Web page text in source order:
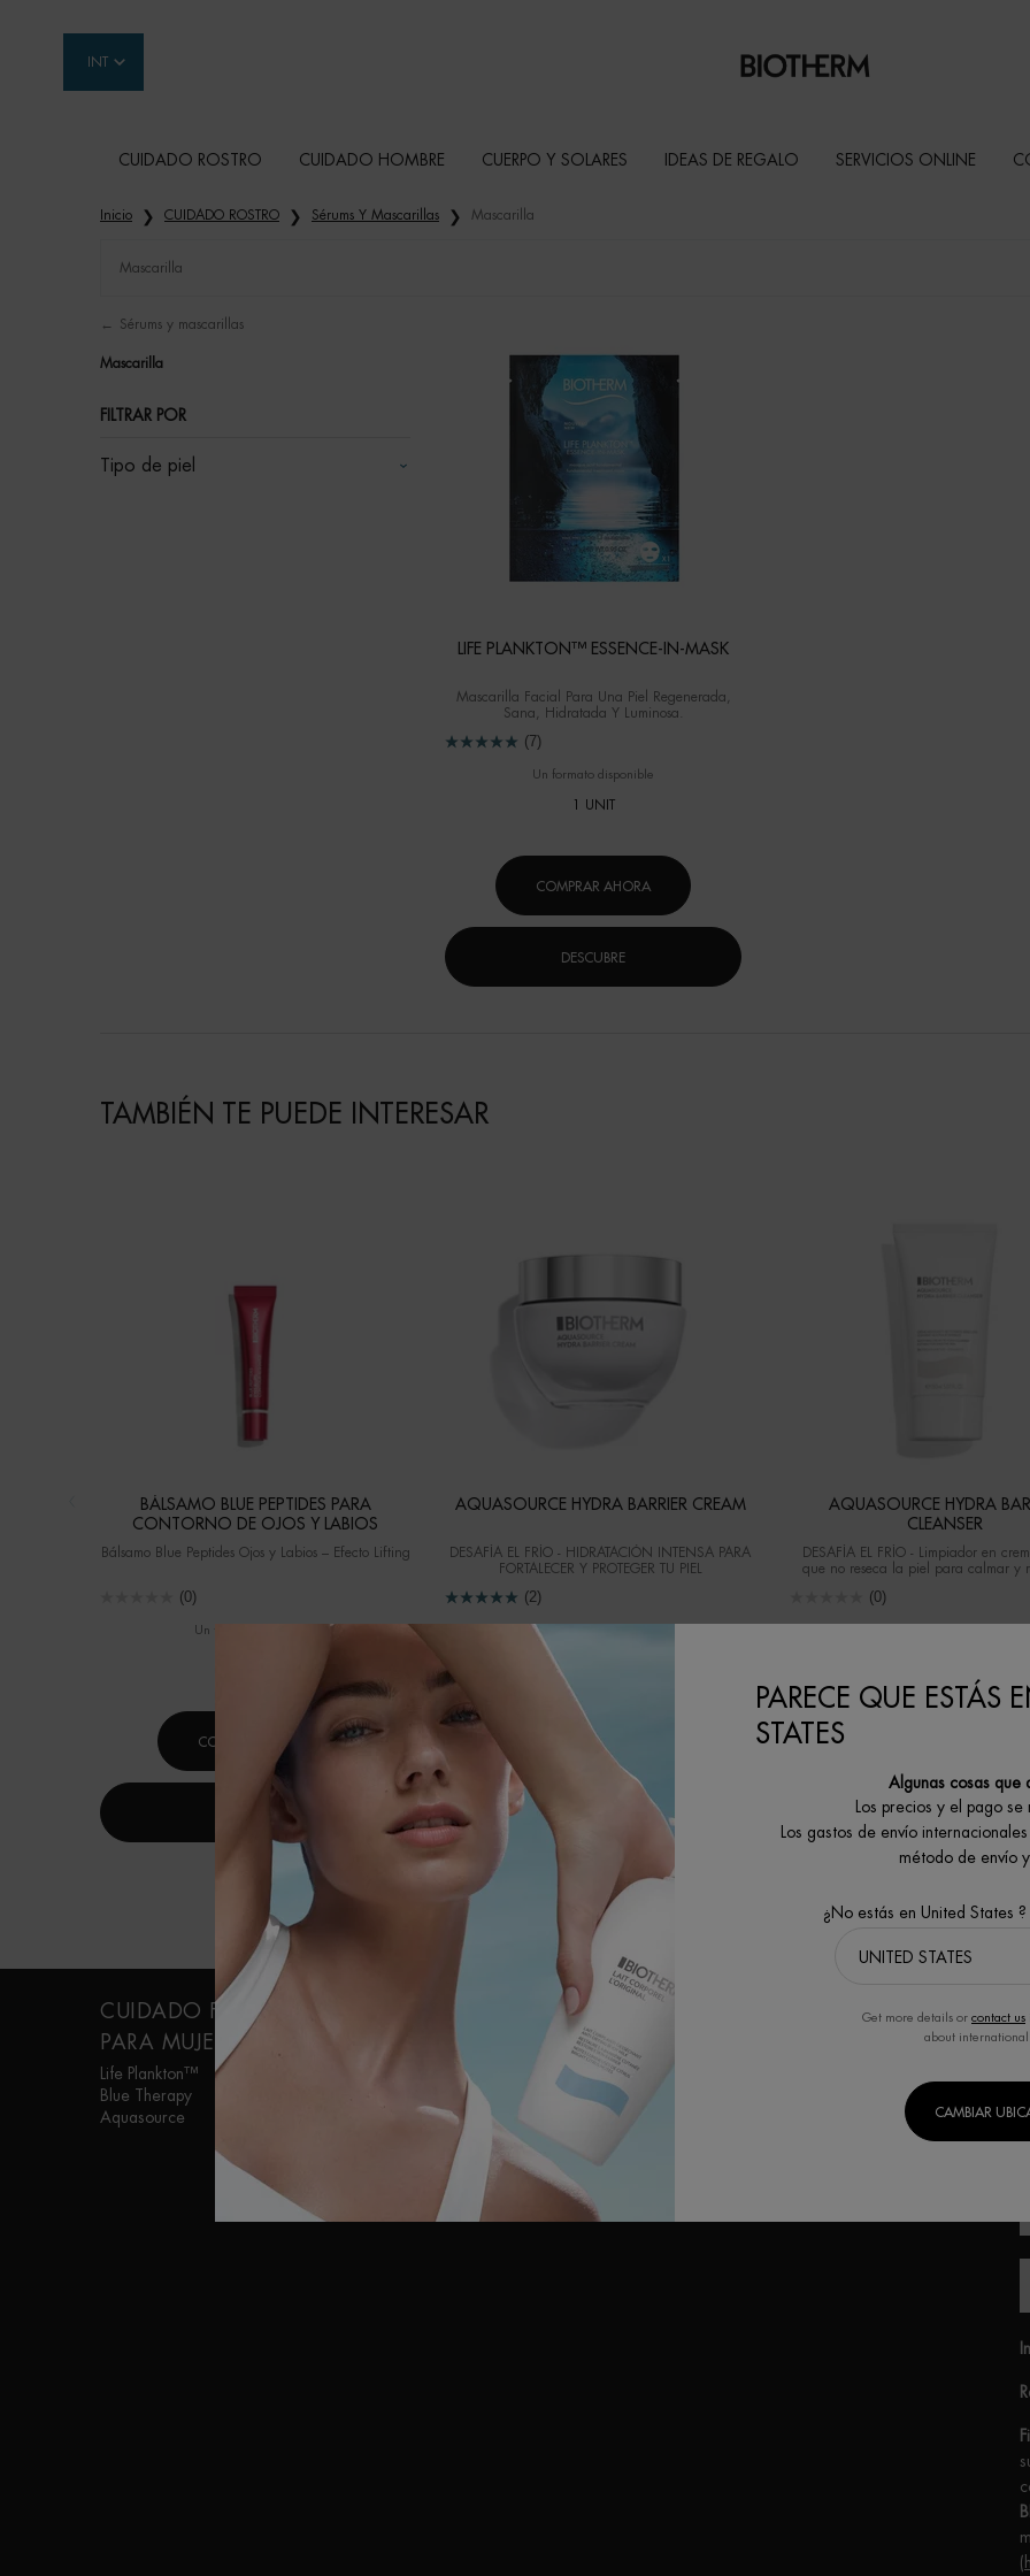
INT
CUIDADO ROSTRO CUIDADO HOMBRE CUERPO Y SOLARES IDEAS DE REGALO SERVICIOS ONLINE
Inicio
CUIDADO ROSTRO Sérums Y Mascarillas Mascarilla
Mascarilla
Sérums y mascarillas
Mascarilla
FILTRAR POR
Tipo de piel
LIFE PLANKTON™ ESSENCE-IN-MASK
Mascarilla Facial Para Una Piel Regenerada,
Sana, Hidratada Y Luminosa.
(7)
Un formato disponible
1 UNIT
COMPRAR AHORA
DESCUBRE
TAMBIÉN TE PUEDE INTERESAR
BÁLSAMO BLUE PEPTIDES PARA
CONTORNO DE OJOS Y LABIOS
Bálsamo Blue Peptides Ojos y Labios – Efecto Lifting
(0)
Un formato disponible
COMPRAR AHORA
AQUASOURCE HYDRA BARRIER CREAM
DESAFÍA EL FRÍO - HIDRATACIÓN INTENSA PARA
FORTALECER Y PROTEGER TU PIEL
(2)
Seleccionar formato
COMPRAR AHORA
AQUASOURCE HYDRA
CLEANSER
DESAFÍA EL FRÍO - Limpiador en
que no reseca la piel para calmar y
(0)
DESCUBRE
Navegación a pie de página
CUIDADO FACIAL
PARA MUJER
Life Plankton™
Blue Therapy
Aquasource
CUIDADO
CORPORAL Y
PROTECCIÓN
SOLAR
Fragancias
(
PARECE QUE ESTÁS
STATES
Algunas cosas que
Los precios y el pago se
Los gastos de envío
método de envío
¿No estás en United States
Get more details or contact us
about international
CAMBIAR